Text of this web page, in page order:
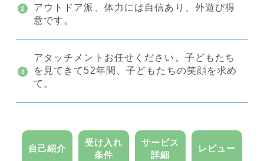
アウトドア派、体力には自信あり、外遊び得
意です。
アタッチメントお任せください。子どもたち
を見てきて52年間、子どもたちの笑顔を求め
て。
自己紹介
受け入れ
条件
サービス
詳細
レビュー